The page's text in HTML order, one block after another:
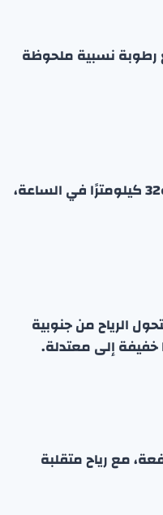
رطوبة نسبية ملحوظة
تتوقع الإدارة أن تتقلب اتجاهات الرياح لتصبح جنوبية شرقية، وتصل سرعتها إلى ما بين 8 و32 كيلومترًا في الساعة،
الرياح من جنوبية
ورطوبة نسبية مرتفعة، مع رياح متقلبة